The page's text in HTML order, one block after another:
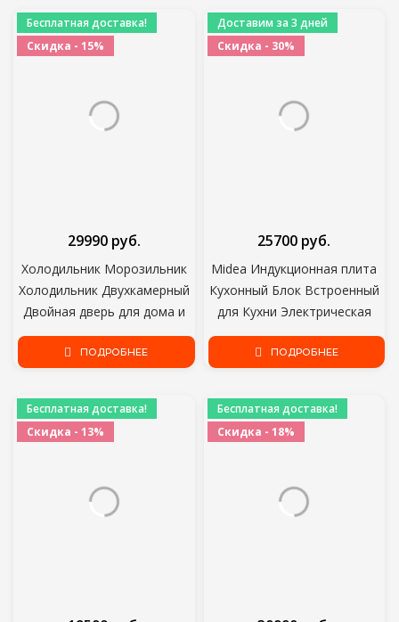
Glory
Бесплатная доставка!
Скидка - 15%
Холодильник Морозильник
Холодильник Двухкамерный
Двойная дверь для дома и
кухни Основной прибор для
хранения пищевых
29990 руб.
ПОДРОБНЕЕ
Доставим за 3 дней
Скидка - 30%
Midea Индукционная плита
Кухонный Блок Встроенный
для Кухни Электрическая
Плита 4 Индукционная
Сенсорная Сенсорная
25700 руб.
ПОДРОБНЕЕ
Бесплатная доставка!
Скидка - 13%
Бесплатная доставка!
Скидка - 18%